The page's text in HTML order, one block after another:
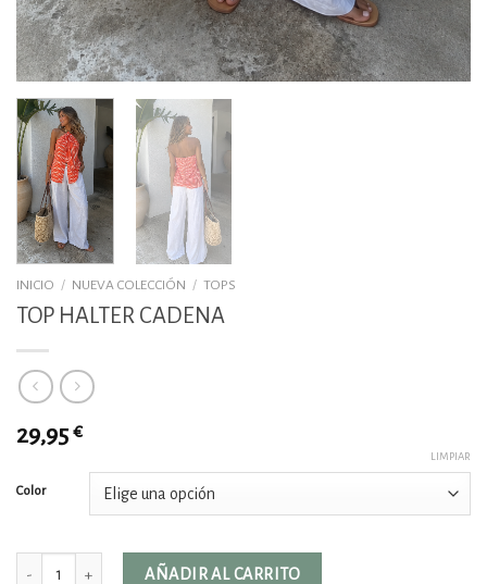
INICIO / NUEVA COLECCIÓN / TOPS
TOP HALTER CADENA
29,95 €
Color
LIMPIAR
TOP HALTER CADENA cantidad
AÑADIR AL CARRITO